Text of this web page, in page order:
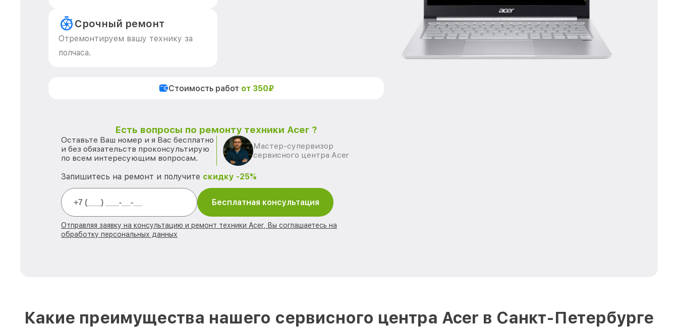
Срочный ремонт
Отремонтируем вашу технику за
полчаса.
Стоимость работ от 350₽
Есть вопросы по ремонту техники Acer ?
Оставьте Ваш номер и я Вас бесплатно
и без обязательств проконсультирую
по всем интересующим вопросам.
Мастер-супервизор
сервисного центра Acer
Запишитесь на ремонт и получите скидку -25%
Бесплатная консультация
Отправляя заявку на консультацию и ремонт техники Acer, Вы соглашаетесь на
обработку персональных данных
Какие преимущества нашего сервисного центра Acer в Санкт-Петербурге